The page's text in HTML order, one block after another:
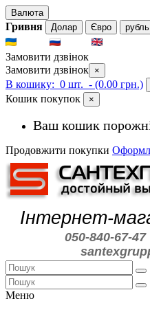
Валюта
Гривня Долар Євро рубль
Замовити дзвінок
Замовити дзвінок ×
В кошику: 0 шт. - (0.00 грн.)
Кошик покупок ×
Ваш кошик
Продовжити покупки
Інтернет-
050-840-67-47
Меню